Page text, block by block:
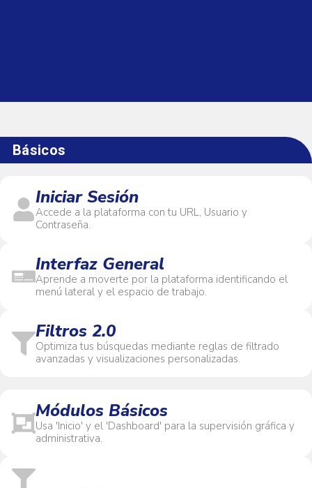
¿Necesitas un nuevo
cómo ingresar información,
ponerle el rol correcto y dejarlo
listo para trabajar en el CMMS.
Haz Clic Aquí
Básicos
Iniciar Sesión
Accede a la plataforma con tu URL, Usuario y
Contraseña.
Interfaz General
Aprende a moverte por la plataforma identificando el
menú lateral y el espacio de trabajo.
Filtros 2.0
Optimiza tus búsquedas mediante reglas de filtrado
avanzadas y visualizaciones personalizadas.
Módulos Básicos
Usa 'Inicio' y el 'Dashboard' para la supervisión gráfica y
administrativa.